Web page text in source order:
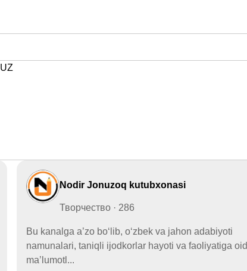
UZ
Nodir Jonuzoq kutubxonasi
Творчество · 286
Bu kanalga a’zo boʻlib, o‘zbek va jahon adabiyoti
namunalari, taniqli ijodkorlar hayoti va faoliyatiga oid
ma’lumotl...